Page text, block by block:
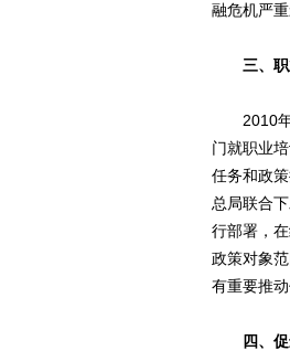
融危机严
三、
2010年
门就职业
任务和政
总局联合
行部署，
政策对象
有重要推动
四、